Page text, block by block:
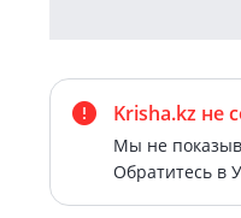
Krisha.kz не
Мы не
Обратитесь в